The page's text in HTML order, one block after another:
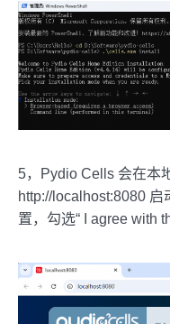
5，Pydio Cells 会在本
http://localhost:8080
置，勾选“ I agree with